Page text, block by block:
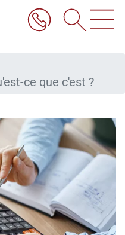
ce que c'est ?